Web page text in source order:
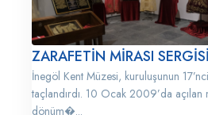
ZARAFETİN MİRASI SERGİSİ
İnegöl Kent Müzesi, kuruluşunun
taçlandırdı. 10 Ocak 2009’da açılan
dönüm�...